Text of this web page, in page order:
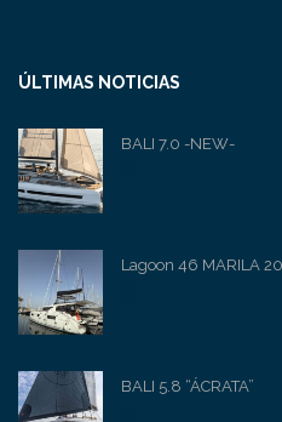
ÚLTIMAS NOTICIAS
BALI 7.0 -NEW-
Lagoon 46 MARILA
BALI 5.8 “ÁCRATA”